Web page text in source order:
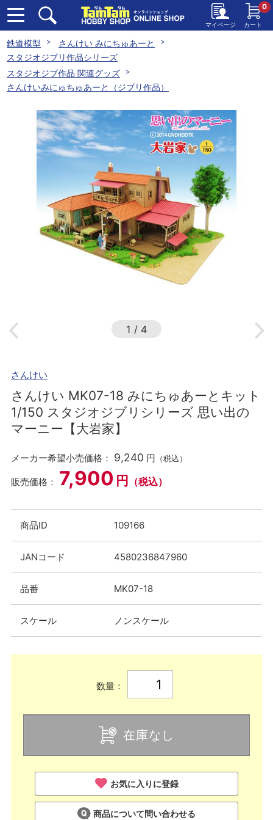
マイページ カート
0
鉄道模型
さんけい みにちゅあーと
スタジオジブリ作品シリーズ
スタジオジブ作品 関連グッズ
さんけいみにゅちゅあーと（ジブリ作品）
1 / 4
さんけい
さんけい MK07-18 みにちゅあーとキット
1/150 スタジオジブリシリーズ 思い出の
マーニー【大岩家】
メーカー希望小売価格： 9,240 円 （税込）
販売価格： 7,900 円 （税込）
商品ID 109166
JANコード 4580236847960
品番 MK07-18
スケール ノンスケール
数量：
在庫なし
お気に入りに登録
商品について問い合わせる